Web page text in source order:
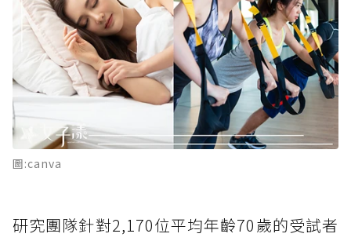
圖:canva
研究團隊針對2,170位平均年齡70歲的受試者